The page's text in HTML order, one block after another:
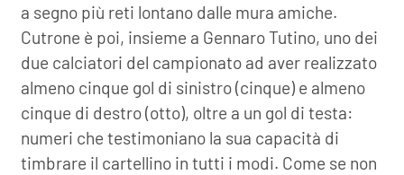
a segno più reti lontano dalle mura amiche.
Cutrone è poi, insieme a Gennaro Tutino, uno dei
due calciatori del campionato ad aver realizzato
almeno cinque gol di sinistro (cinque) e almeno
cinque di destro (otto), oltre a un gol di testa:
numeri che testimoniano la sua capacità di
timbrare il cartellino in tutti i modi. Come se non